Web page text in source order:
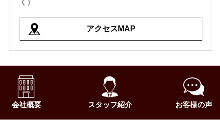
く）
アクセスMAP
会社概要 スタッフ紹介 お客様の声